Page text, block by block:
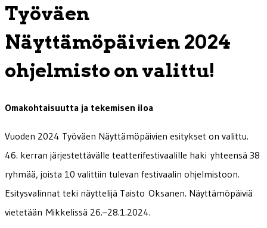
Työväen
Näyttämöpäivien 2024
ohjelmisto on valittu!
Omakohtaisuutta ja tekemisen iloa
Vuoden 2024 Työväen Näyttämöpäivien esitykset on valittu.
46. kerran järjestettävälle teatterifestivaalille haki yhteensä 38
ryhmää, joista 10 valittiin tulevan festivaalin ohjelmistoon.
Esitysvalinnat teki näyttelijä Taisto Oksanen. Näyttämöpäiviä
vietetään Mikkelissä 26.–28.1.2024.